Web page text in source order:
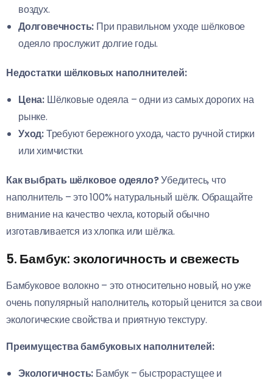
воздух.
Долговечность: При правильном уходе шёлковое
одеяло прослужит долгие годы.
Недостатки шёлковых наполнителей:
Цена: Шёлковые одеяла – одни из самых дорогих на
рынке.
Уход:Требуют бережного ухода, часто ручной стирки
или химчистки.
Как выбрать шёлковое одеяло?Убедитесь, что
наполнитель – это 100% натуральный шёлк. Обращайте
внимание на качество чехла, который обычно
изготавливается из хлопка или шёлка.
5. Бамбук: экологичность и свежесть
Бамбуковое волокно – это относительно новый, но уже
очень популярный наполнитель, который ценится за свои
экологические свойства и приятную текстуру.
Преимущества бамбуковых наполнителей:
Экологичность: Бамбук – быстрорастущее и